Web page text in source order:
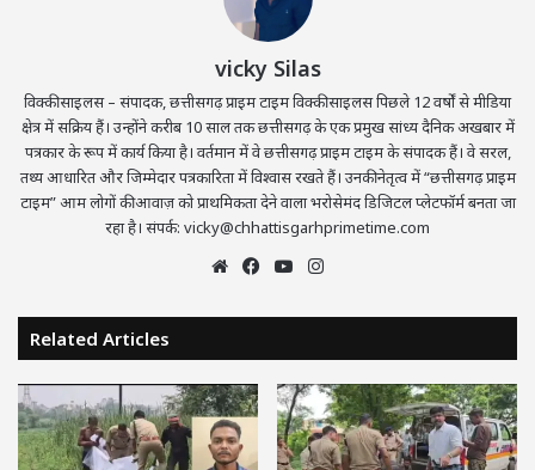
vicky Silas
विक्की साइलस – संपादक, छत्तीसगढ़ प्राइम टाइम विक्की साइलस पिछले 12 वर्षों से मीडिया
क्षेत्र में सक्रिय हैं। उन्होंने करीब 10 साल तक छत्तीसगढ़ के एक प्रमुख सांध्य दैनिक अखबार में
पत्रकार के रूप में कार्य किया है। वर्तमान में वे छत्तीसगढ़ प्राइम टाइम के संपादक हैं। वे सरल,
तथ्य आधारित और जिम्मेदार पत्रकारिता में विश्वास रखते हैं। उनकी नेतृत्व में “छत्तीसगढ़ प्राइम
टाइम” आम लोगों की आवाज़ को प्राथमिकता देने वाला भरोसेमंद डिजिटल प्लेटफॉर्म बनता जा
रहा है। संपर्क: vicky@chhattisgarhprimetime.com
WebsiteFacebookYouTube
Related Articles